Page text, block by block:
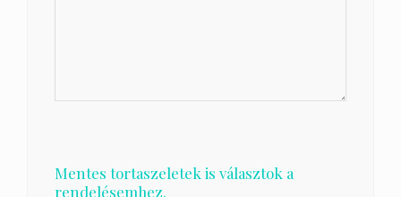
Mentes tortaszeletek is választok a
rendelésemhez.